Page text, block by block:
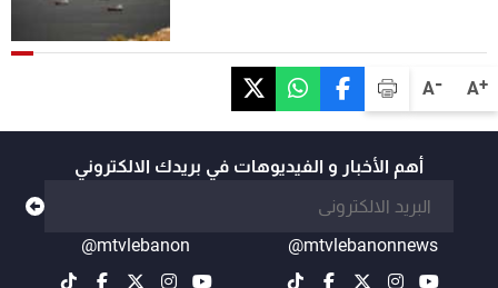
A+
A-
أهم الأخبار و الفيديوهات في بريدك الالكتروني
@mtvlebanonnews
@mtvlebanon